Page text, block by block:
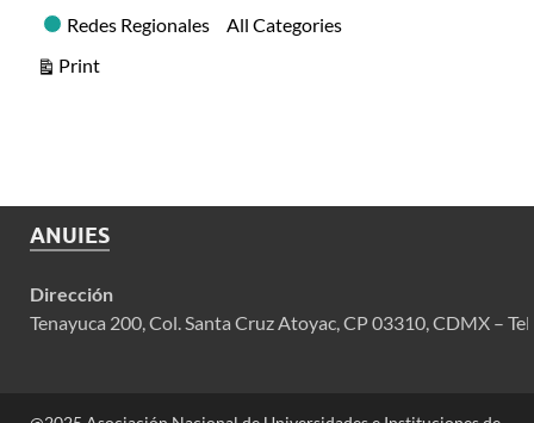
Redes Regionales
All Categories
PrintView
ANUIES
Dirección
Tenayuca 200, Col. Santa Cruz Atoyac, CP 03310, CDMX –